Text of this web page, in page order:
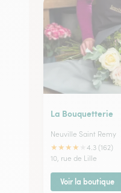
La Bouquetterie
Neuville Saint Remy
★★★★
4.3 (162)
10, rue de Lille
Voir la boutique